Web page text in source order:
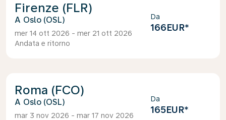
Firenze (FLR)
Oslo (OSL)
mer 14 ott 2026 - mer 21 ott 2026
Andata e ritorno
Da
166EUR*
Roma (FCO)
Oslo (OSL)
mar 3 nov 2026 - mar 17 nov 2026
Da
165EUR*